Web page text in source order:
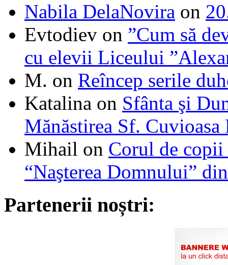
Nabila DelaNovira on
Evtodiev on ”Cum să
cu elevii Liceului
M. on Reîncep serile
Katalina on Sfânta şi
Mănăstirea Sf. Cuvioasa
Mihail on Corul de
“Naşterea Domnului”
Partenerii noștri: